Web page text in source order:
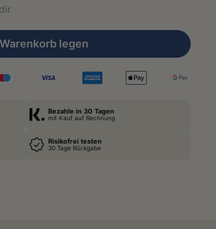
legen
Bezahle in 30 Tagen
mit Kauf auf Rechnung
Risikofrei testen
30 Tage Rückgabe